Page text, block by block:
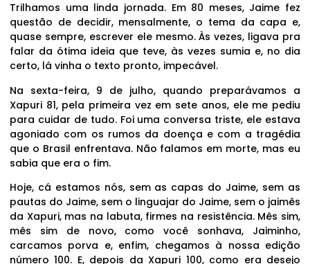
Trilhamos uma linda jornada. Em 80 meses, Jaime fez
questão de decidir, mensalmente, o tema da capa e,
quase sempre, escrever ele mesmo. Às vezes, ligava pra
falar da ótima ideia que teve, às vezes sumia e, no dia
certo, lá vinha o texto pronto, impecável.
Na sexta-feira, 9 de julho, quando preparávamos a
Xapuri 81, pela primeira vez em sete anos, ele me pediu
para cuidar de tudo. Foi uma conversa triste, ele estava
agoniado com os rumos da doença e com a tragédia
que o Brasil enfrentava. Não falamos em morte, mas eu
sabia que era o fim.
Hoje, cá estamos nós, sem as capas do Jaime, sem as
pautas do Jaime, sem o linguajar do Jaime, sem o jaimês
da Xapuri, mas na labuta, firmes na resistência. Mês sim,
mês sim de novo, como você sonhava, Jaiminho,
carcamos porva e, enfim, chegamos à nossa edição
número 100. E, depois da Xapuri 100, como era desejo